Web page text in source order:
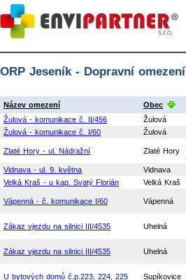
ORP Jeseník - Dopravní omezení
Název omezení Obec
Žulová - komunikace č. II/456
Žulová
Žulová - komunikace č. I/60
Žulová
Zlaté Hory - ul. Nádražní Zlaté Hory
Vidnava - ul. 9. května Vidnava
Velká Kraš - u kap. Svatý Florián
Velká Kraš
Vápenná - č. komunikace I/60 Vápenná
Zákaz vjezdu na silnici III/4535 Uhelná
Zákaz vjezdu na silnici III/4535 Uhelná
U bytových domů č.p.223, 224, 225 Supíkovice